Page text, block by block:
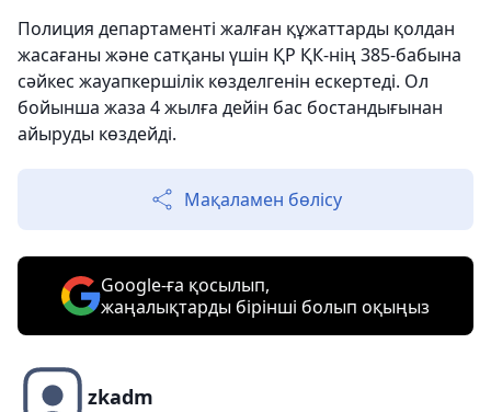
Полиция департаменті жалған құжаттарды қолдан
жасағаны және сатқаны үшін ҚР ҚК-нің 385-бабына
сәйкес жауапкершілік көзделгенін ескертеді. Ол
бойынша жаза 4 жылға дейін бас бостандығынан
айыруды көздейді.
Мақаламен бөлісу
Google-ға қосылып,
жаңалықтарды бірінші болып оқыңыз
zkadm